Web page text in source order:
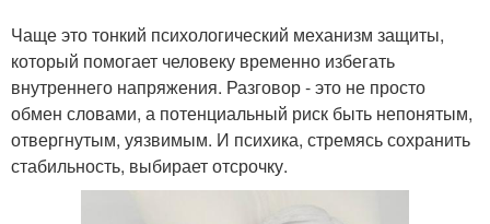
Чаще это тонкий психологический механизм защиты,
который помогает человеку временно избегать
внутреннего напряжения. Разговор - это не просто
обмен словами, а потенциальный риск быть непонятым,
отвергнутым, уязвимым. И психика, стремясь сохранить
стабильность, выбирает отсрочку.